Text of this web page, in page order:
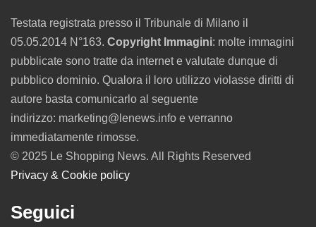
Testata registrata presso il Tribunale di Milano il
05.05.2014 N°163. Copyright Immagini: molte immagini
pubblicate sono tratte da internet e valutate dunque di
pubblico dominio. Qualora il loro utilizzo violasse diritti di
autore basta comunicarlo al seguente
indirizzo: marketing@lenews.info e verranno
immediatamente rimosse.
© 2025 Le Shopping News. All Rights Reserved
Privacy & Cookie policy
Seguici